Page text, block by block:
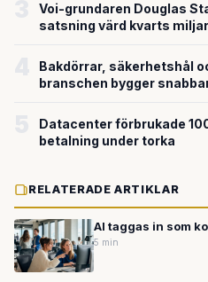
Voi-grundaren Douglas
satsning värd kvarts
Bakdörrar, säkerhetshål
branschen bygger
Datacenter förbrukade
betalning under torka
RELATERADE ARTIKLAR
AI taggas in som
5 min